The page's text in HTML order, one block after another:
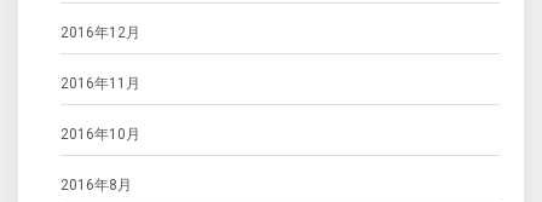
2016年12月
2016年11月
2016年10月
2016年8月